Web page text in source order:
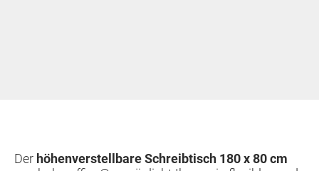
Der höhenverstellbare Schreibtisch 180 x 80 cm